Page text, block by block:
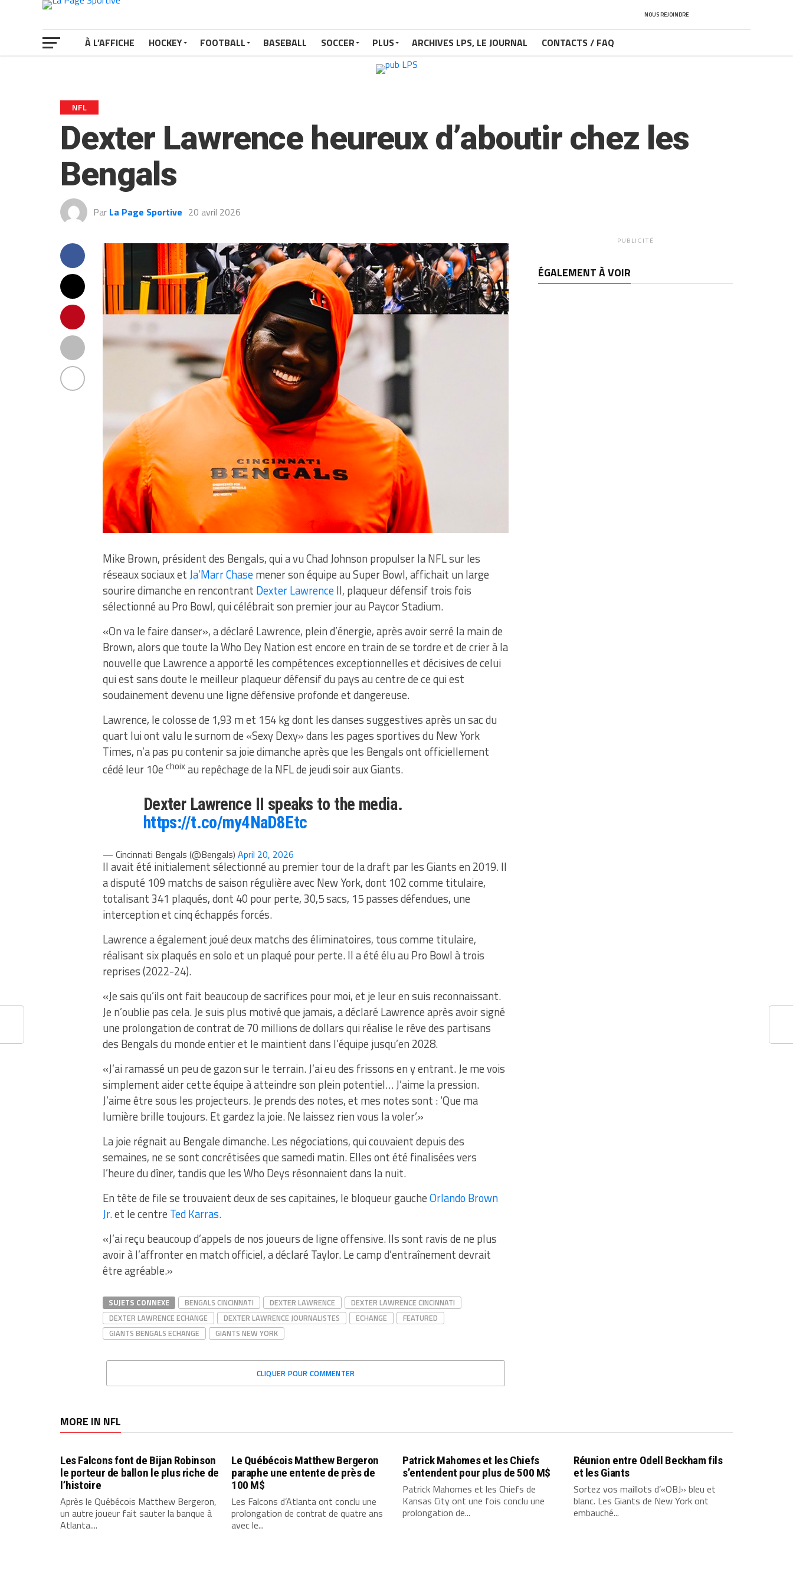
NOUS REJOINDRE
À L’AFFICHE HOCKEY FOOTBALL BASEBALL SOCCER PLUS ARCHIVES LPS, LE JOURNAL CONTACTS / FAQ
NFL
Dexter Lawrence heureux d’aboutir chez les
Bengals
Par La Page Sportive 20 avril 2026
Mike Brown, président des Bengals, qui a vu Chad Johnson propulser la NFL sur les
réseaux sociaux etJa’Marr Chasemener son équipe au Super Bowl, affichait un large
sourire dimanche en rencontrant Dexter LawrenceII, plaqueur défensif trois fois
sélectionné au Pro Bowl, qui célébrait son premier jour au Paycor Stadium.
«On va le faire danser», a déclaré Lawrence, plein d’énergie, après avoir serré la main de
Brown, alors que toute la Who Dey Nation est encore en train de se tordre et de crier à la
nouvelle que Lawrence a apporté les compétences exceptionnelles et décisives de celui
qui est sans doute le meilleur plaqueur défensif du pays au centre de ce qui est
soudainement devenu une ligne défensive profonde et dangereuse.
Lawrence, le colosse de 1,93 m et 154 kg dont les danses suggestives après un sac du
quart lui ont valu le surnom de «Sexy Dexy» dans les pages sportives du New York
Times, n’a pas pu contenir sa joie dimanche après que les Bengals ont officiellement
cédé leur 10e choixau repêchage de la NFL de jeudi soir aux Giants.
Dexter Lawrence II speaks to the media.
https://t.co/my4NaD8Etc
— Cincinnati Bengals (@Bengals) April 20, 2026
Il avait été initialement sélectionné au premier tour de la draft par les Giants en 2019. Il
a disputé 109 matchs de saison régulière avec New York, dont 102 comme titulaire,
totalisant 341 plaqués, dont 40 pour perte, 30,5 sacs, 15 passes défendues, une
interception et cinq échappés forcés.
Lawrence a également joué deux matchs des éliminatoires, tous comme titulaire,
réalisant six plaqués ​​en solo et un plaqué pour perte. Il a été élu au Pro Bowl à trois
reprises (2022-24).
«Je sais qu’ils ont fait beaucoup de sacrifices pour moi, et je leur en suis reconnaissant.
Je n’oublie pas cela. Je suis plus motivé que jamais, a déclaré Lawrence après avoir signé
une prolongation de contrat de 70 millions de dollars qui réalise le rêve des partisans
des Bengals du monde entier et le maintient dans l’équipe jusqu’en 2028.
«J’ai ramassé un peu de gazon sur le terrain. J’ai eu des frissons en y entrant. Je me vois
simplement aider cette équipe à atteindre son plein potentiel… J’aime la pression.
J’aime être sous les projecteurs. Je prends des notes, et mes notes sont : ‘Que ma
lumière brille toujours. Et gardez la joie. Ne laissez rien vous la voler’.»
La joie régnait au Bengale dimanche. Les négociations, qui couvaient depuis des
semaines, ne se sont concrétisées que samedi matin. Elles ont été finalisées vers
l’heure du dîner, tandis que les Who Deys résonnaient dans la nuit.
En tête de file se trouvaient deux de ses capitaines, le bloqueur gaucheOrlando Brown
Jr.et le centre Ted Karras.
«J’ai reçu beaucoup d’appels de nos joueurs de ligne offensive. Ils sont ravis de ne plus
avoir à l’affronter en match officiel, a déclaré Taylor. Le camp d’entraînement devrait
être agréable.»
SUJETS CONNEXE BENGALS CINCINNATI DEXTER LAWRENCE
DEXTER LAWRENCE CINCINNATI
DEXTER LAWRENCE ECHANGE
DEXTER LAWRENCE JOURNALISTES ECHANGE
FEATURED
GIANTS BENGALS ECHANGE
GIANTS NEW YORK
CLIQUER POUR COMMENTER
PUBLICITÉ
ÉGALEMENT À VOIR
MORE IN NFL
Les Falcons font de Bijan Robinson
le porteur de ballon le plus riche de
l’histoire
Après le Québécois Matthew Bergeron,
un autre joueur fait sauter la banque à
Atlanta....
Le Québécois Matthew Bergeron
paraphe une entente de près de
100 M$
Les Falcons d’Atlanta ont conclu une
prolongation de contrat de quatre ans
avec le...
Patrick Mahomes et les Chiefs
s’entendent pour plus de 500 M$
Patrick Mahomes et les Chiefs de
Kansas City ont une fois conclu une
prolongation de...
Réunion entre Odell Beckham fils
et les Giants
Sortez vos maillots d’«OBJ» bleu et
blanc. Les Giants de New York ont ​​
embauché...